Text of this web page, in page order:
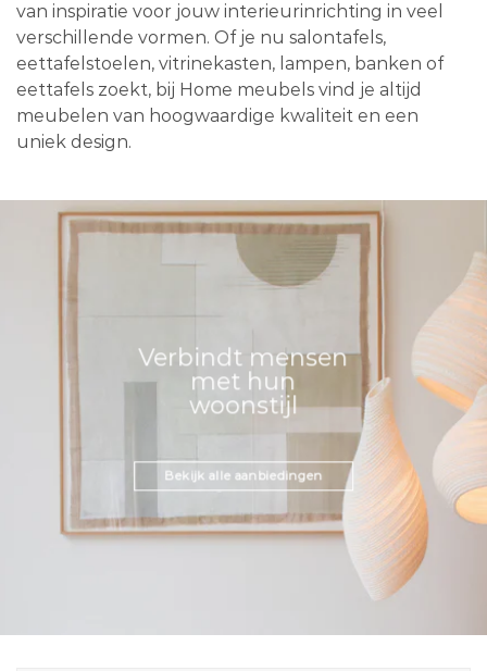
van inspiratie voor jouw interieurinrichting in veel
verschillende vormen. Of je nu salontafels,
eettafelstoelen, vitrinekasten, lampen, banken of
eettafels zoekt, bij Home meubels vind je altijd
meubelen van hoogwaardige kwaliteit en een
uniek design.
Verbindt mensen
met hun
woonstijl
Bekijk alle aanbiedingen